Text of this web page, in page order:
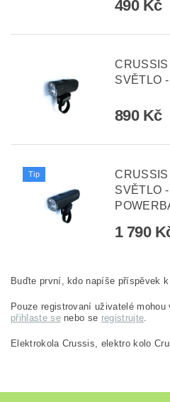
490 Kč
CRUSSIS
SVĚTLO
890 Kč
Tip
CRUSSIS
SVĚTLO
1 790
Buďte první, kdo napíše příspěvek
Pouze registrovaní uživatelé
přihlaste senebo se registrujte.
Elektrokola Crussis, elektro kolo